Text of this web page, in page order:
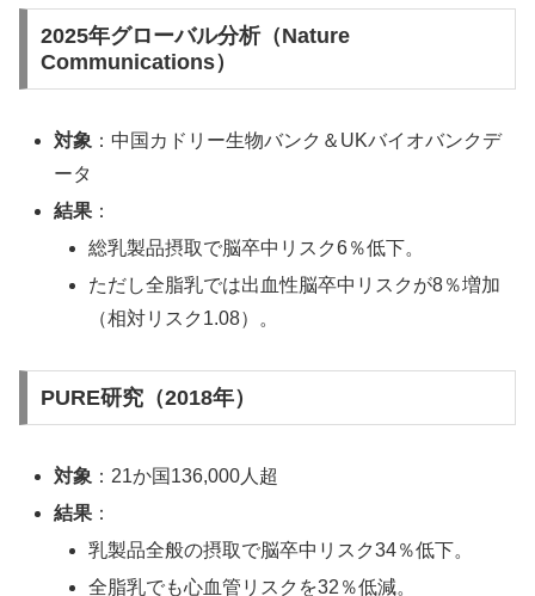
2025年グローバル分析（Nature
Communications）
対象 ：中国カドリー生物バンク＆UKバイオバンクデ
ータ
結果 ：
総乳製品摂取で脳卒中リスク6％低下。
ただし全脂乳では出血性脳卒中リスクが8％増加
（相対リスク1.08）。
PURE研究（2018年）
対象 ：21か国136,000人超
結果 ：
乳製品全般の摂取で脳卒中リスク34％低下。
全脂乳でも心血管リスクを32％低減。